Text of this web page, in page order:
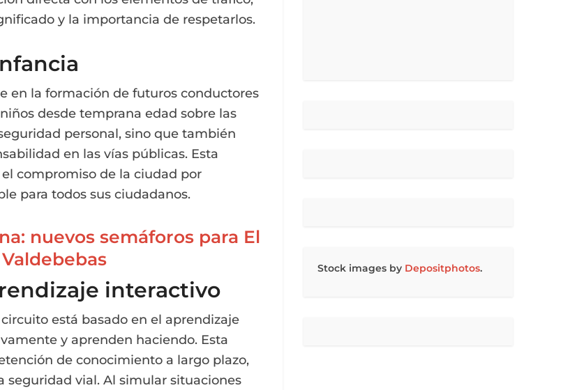
y la importancia de respetarlos.
en la formación de futuros conductores
desde temprana edad sobre las
personal, sino que también
en las vías públicas. Esta
compromiso de la ciudad por
para todos sus ciudadanos.
nuevos semáforos para El
interactivo
está basado en el aprendizaje
y aprenden haciendo. Esta
de conocimiento a largo plazo,
vial. Al simular situaciones
Stock images by Depositphotos.